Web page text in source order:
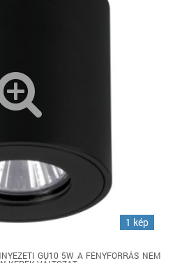
1 kép
GU10 5W A FÉNYFORRÁS NEM